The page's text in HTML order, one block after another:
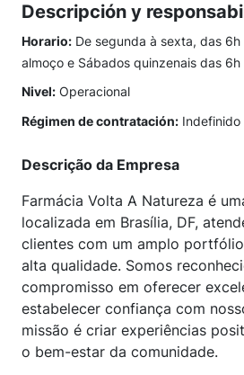
Descripción y
Horario: De segunda à sexta, das
almoço e Sábados quinzenais das 6h
Nivel: Operacional
Régimen de contratación: Indefinido
Descrição da Empresa
Farmácia Volta A Natureza é
localizada em Brasília, DF,
clientes com um amplo
alta qualidade. Somos
compromisso em oferecer
estabelecer confiança com
missão é criar experiências
o bem-estar da comunidade.